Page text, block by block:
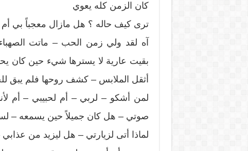
كان الزمن كله يعوي
ترى كيف حاله ؟ هل مازال معجباً بي أم
آه لقد ولي زمن الحب – ماتت
بقيت عارية لا يسترها شيء حين كان
أثقل الملابس – كشف روحها فلم يبق
لمن أشكو – لربي – أم لحبيبي – أم
صوتي – هل كان جميلاً حين يسمعه –
لماذا أتى لزيارتي – هل ليزيد من